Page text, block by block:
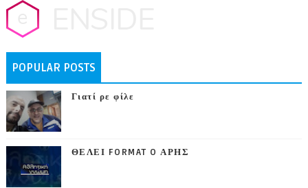
POPULAR POSTS
Γιατί ρε φίλε
ΘΕΛΕΙ FORMAT O ΑΡΗΣ